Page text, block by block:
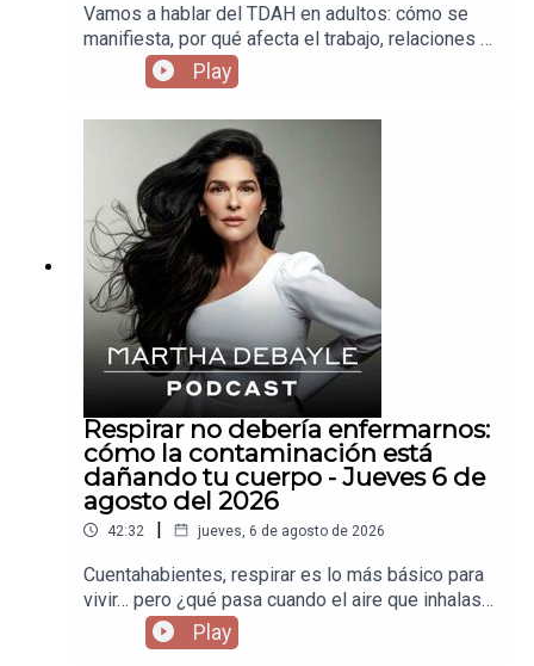
Vamos a hablar del TDAH en adultos: cómo se
manifiesta, por qué afecta el trabajo, relaciones y
autoestima, y qué pasa cuando llevas años
creyendo que eres “desordenado” o “flojo”,
Play
Respirar no debería enfermarnos:
cómo la contaminación está
dañando tu cuerpo - Jueves 6 de
agosto del 2026
42:32 | jueves, 6 de agosto de 2026
Cuentahabientes, respirar es lo más básico para
vivir… pero ¿qué pasa cuando el aire que inhalas
te está enfermando sin que te des cuenta? Hoy
vamos a hablar de cómo la contaminación está
Play